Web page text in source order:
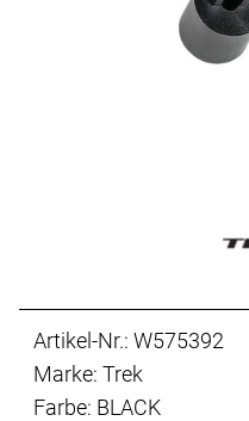
Artikel-Nr.: W575392
Marke: Trek
Farbe: BLACK